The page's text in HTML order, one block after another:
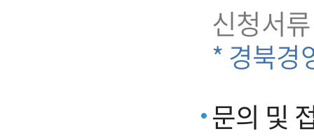
신청서
* 경북경
문의 및